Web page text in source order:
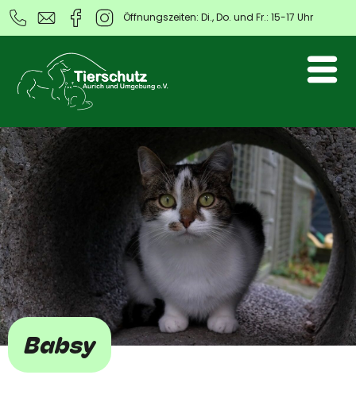
Öffnungszeiten: Di., Do. und Fr.: 15-17 Uhr
Babsy